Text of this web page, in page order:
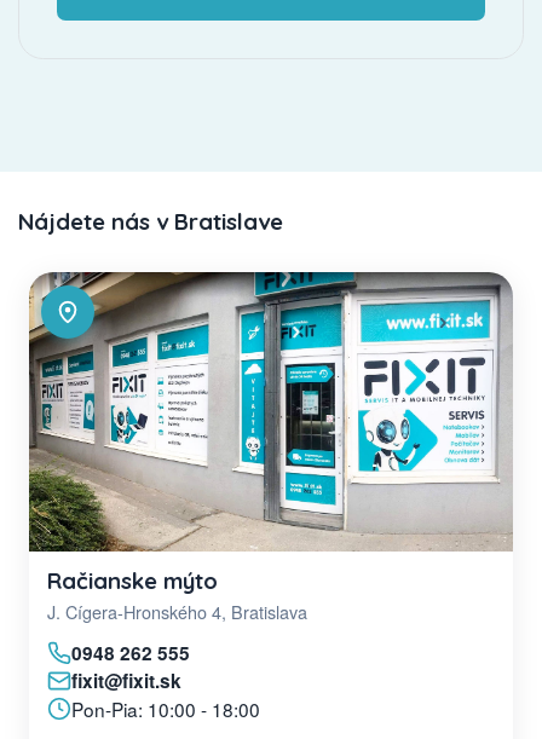
Nájdete nás v Bratislave
Račianske mýto
J. Cígera-Hronského 4, Bratislava
0948 262 555
fixit@fixit.sk
Pon-Pia: 10:00 - 18:00